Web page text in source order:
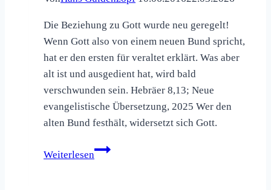
Die Beziehung zu Gott wurde neu geregelt!
Wenn Gott also von einem neuen Bund spricht,
hat er den ersten für veraltet erklärt. Was aber
alt ist und ausgedient hat, wird bald
verschwunden sein. Hebräer 8,13; Neue
evangelistische Übersetzung, 2025 Wer den
alten Bund festhält, widersetzt sich Gott.
Weiterlesen
Die